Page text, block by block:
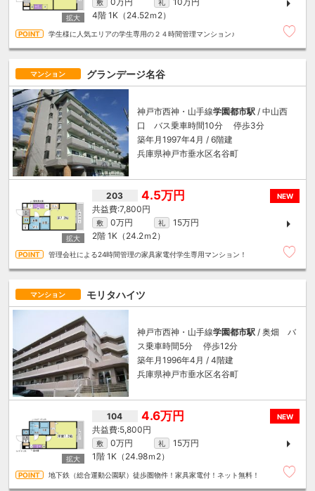
敷 礼
4階 1K（24.52ｍ 2）
学生様に人気エリアの学生専用の２４時間管理マンション♪
マンション グランデージ名谷
神戸市西神・山手線学園都市駅 / 中山西
口 バス乗車時間10分 停歩3分
築年月1997年4月 / 6階建
兵庫県神戸市垂水区名谷町
NEW
203 4.5万円
7,800円
敷 0万円 礼
15万円
2階 1K（24.2ｍ 2）
管理会社による24時間管理の家具家電付学生専用マンション！
マンション モリタハイツ
神戸市西神・山手線学園都市駅 / 奥畑 バ
ス乗車時間5分 停歩12分
築年月1996年4月 / 4階建
兵庫県神戸市垂水区名谷町
NEW
104 4.6万円
5,800円
敷 0万円 礼
15万円
1階 1K（24.98ｍ 2）
地下鉄（総合運動公園駅）徒歩圏物件！家具家電付！ネット無料！